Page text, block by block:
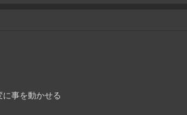
事を動かせる